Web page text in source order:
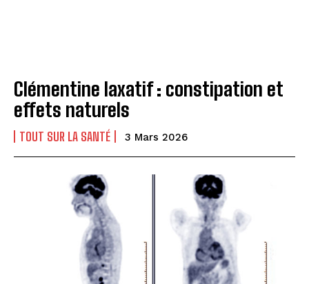
I've read and accept thePrivacy Policy.
Clémentine laxatif : constipation et
effets naturels
TOUT SUR LA SANTÉ 3 Mars 2026